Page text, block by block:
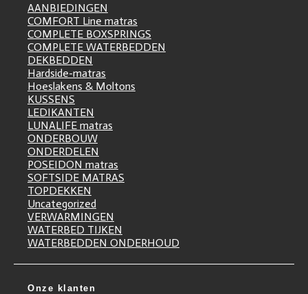
AANBIEDINGEN
COMFORT Line matras
COMPLETE BOXSPRINGS
COMPLETE WATERBEDDEN
DEKBEDDEN
Hardside-matras
Hoeslakens & Moltons
KUSSENS
LEDIKANTEN
LUNALIFE matras
ONDERBOUW
ONDERDELEN
POSEIDON matras
SOFTSIDE MATRAS
TOPDEKKEN
Uncategorized
VERWARMINGEN
WATERBED TIJKEN
WATERBEDDEN ONDERHOUD
Onze klanten